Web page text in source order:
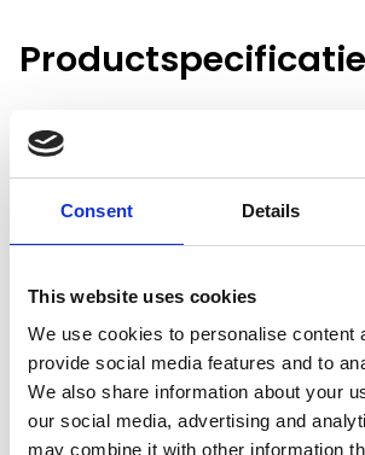
Consent Details
This website uses cookies
We use cookies to personalise content
provide social media features and to
We also share information about your
our social media, advertising and
may combine it with other information
Hoogte
Diepte
71 cm
Gewicht
6.3 kg
Voorraad
Artikelcode
15468